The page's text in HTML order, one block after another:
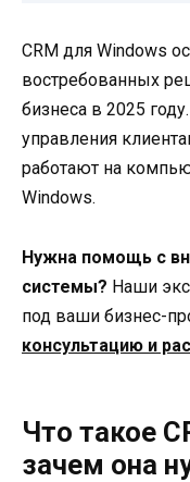
CRM для Windows
востребованных
бизнеса в 2025
управления
работают на
Windows.
Нужна помощь с
системы? Наши
под ваши бизнес-
консультацию и
Что такое
зачем она